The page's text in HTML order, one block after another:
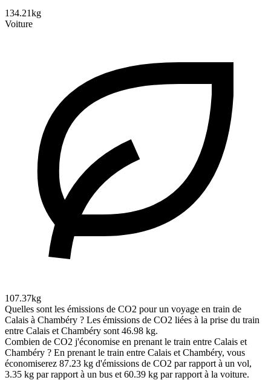
134.21kg
Voiture
107.37kg
Quelles sont les émissions de CO2 pour un voyage en train de
Calais à Chambéry ? Les émissions de CO2 liées à la prise du train
entre Calais et Chambéry sont 46.98 kg.
Combien de CO2 j'économise en prenant le train entre Calais et
Chambéry ? En prenant le train entre Calais et Chambéry, vous
économiserez 87.23 kg d'émissions de CO2 par rapport à un vol,
3.35 kg par rapport à un bus et 60.39 kg par rapport à la voiture.